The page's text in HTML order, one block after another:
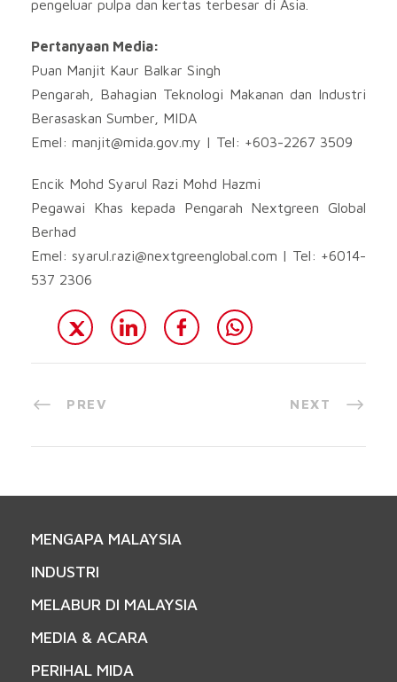
pengeluar pulpa dan kertas terbesar di Asia.
Pertanyaan Media:
Puan Manjit Kaur Balkar Singh
Pengarah, Bahagian Teknologi Makanan dan Industri
Berasaskan Sumber, MIDA
Emel: manjit@mida.gov.my | Tel: +603-2267 3509
Encik Mohd Syarul Razi Mohd Hazmi
Pegawai Khas kepada Pengarah Nextgreen Global
Berhad
Emel: syarul.razi@nextgreenglobal.com | Tel: +6014-
537 2306
PREV NEXT
MENGAPA MALAYSIA
INDUSTRI
MELABUR DI MALAYSIA
MEDIA & ACARA
PERIHAL MIDA